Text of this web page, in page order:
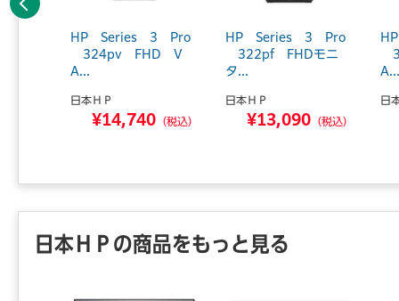
HP Series 3 Pro
324pv FHD V
A...
日本ＨＰ
¥14,740 （税込）
HP Series 3 Pro
322pf FHDモニ
タ...
日本ＨＰ
¥13,090 （税込）
A...
日
前へ
日本ＨＰの商品をもっと見る